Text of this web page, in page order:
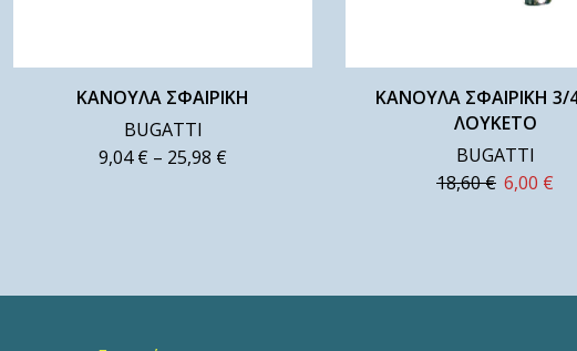
ΚΑΝΟΥΛΑ ΣΦΑΙΡΙΚΗ
BUGATTI
9,04€ – 25,98 €
ΚΑΝΟΥΛΑ ΣΦΑΙΡΙΚΗ 3/
ΛΟΥΚΕΤΟ
BUGATTI
18,60€ 6,00 €